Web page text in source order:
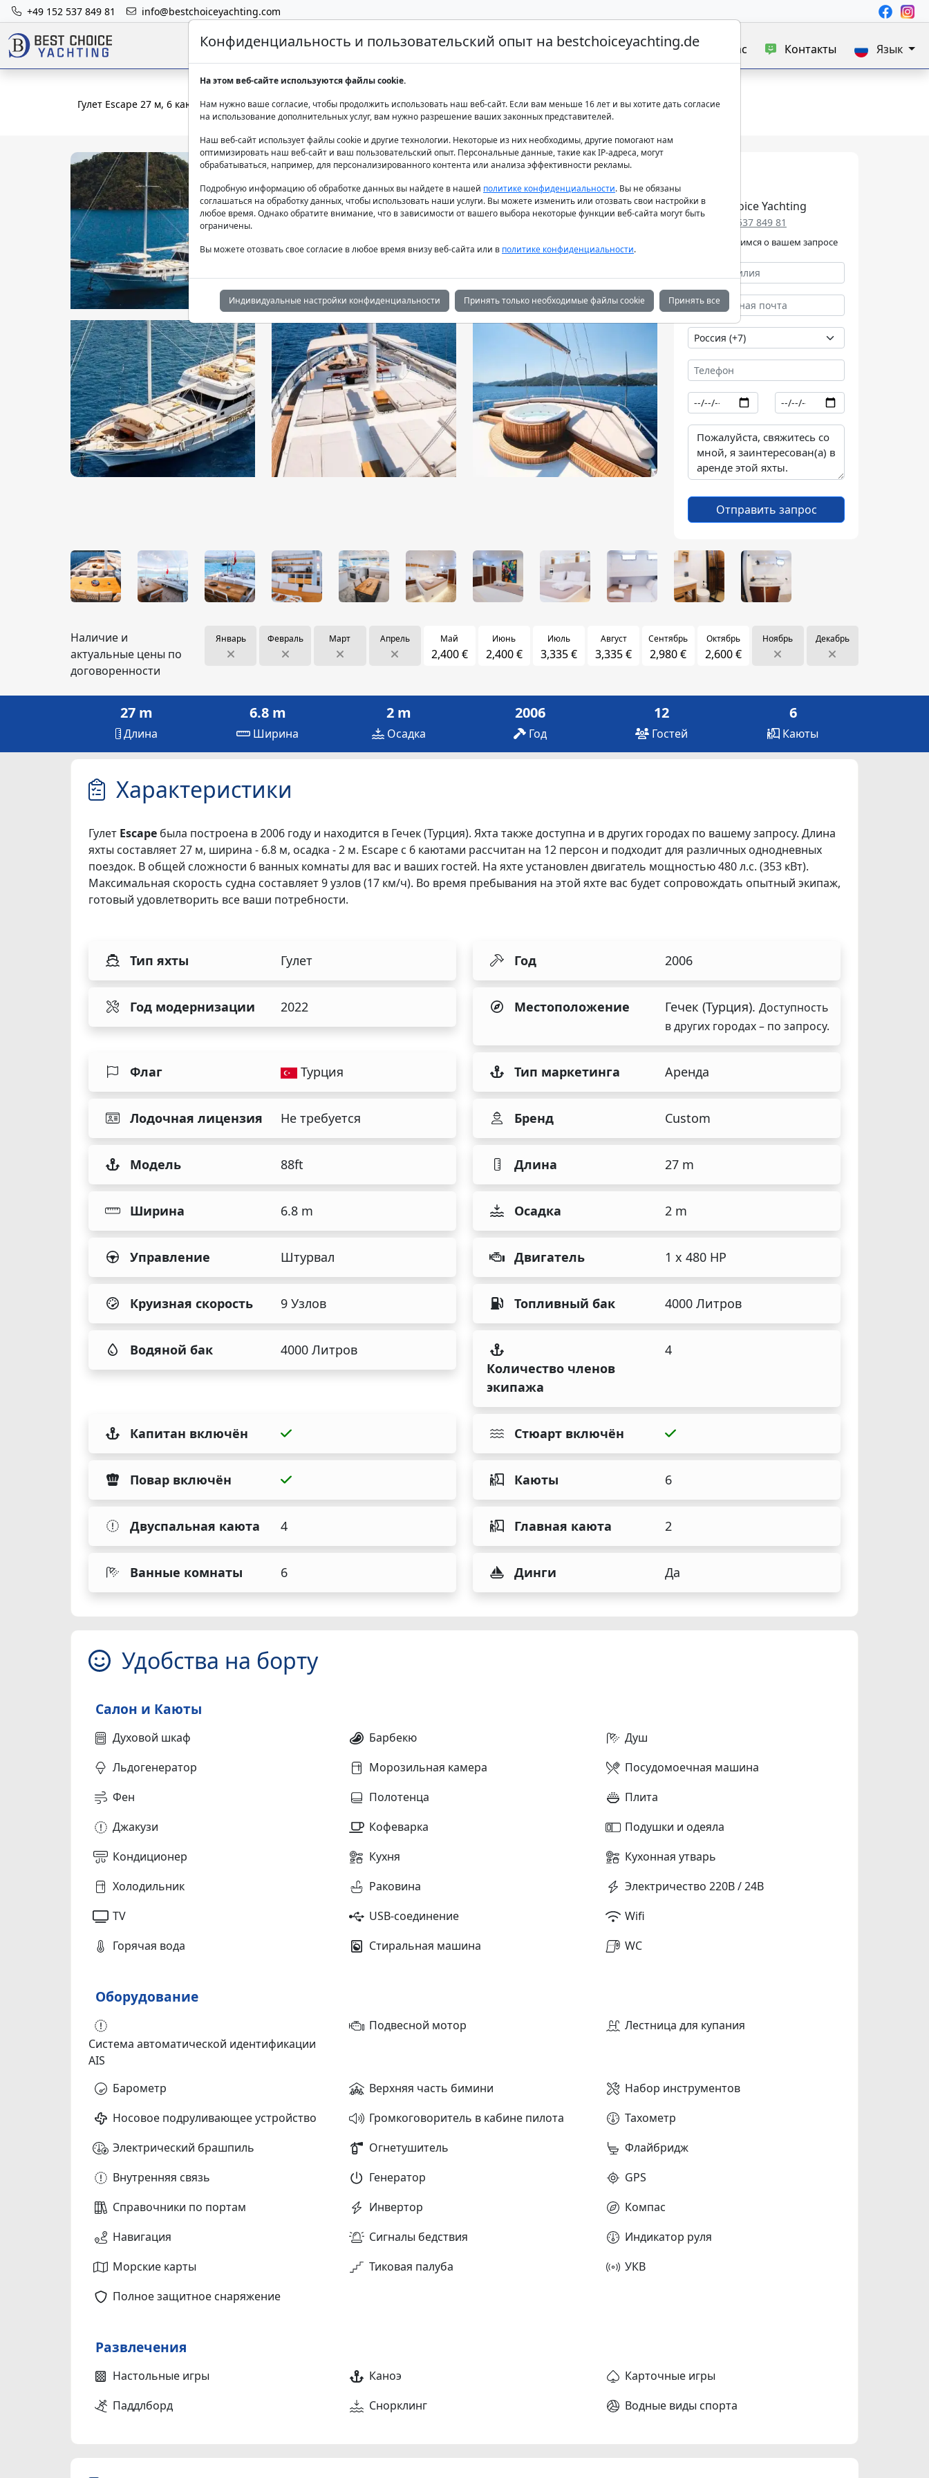
+49 152 537 849 81 info@bestchoiceyachting.com
Аренда яхт класса люкс Аренда яхт Продажа яхт Блог О нас Контакты Язык
Гулет Escape 27 м, 6 кают, чартер из Гёджека
Best Choice Yachting
+49 152 537 849 81
Мы позаботимся о вашем запросе
Отправить запрос
Наличие и
актуальные цены по
договоренности
Январь Февраль Март Апрель Май
2,400 €
Июнь
2,400 €
Июль
3,335 €
Август
3,335 €
Сентябрь
2,980 €
Октябрь
2,600 €
Ноябрь Декабрь
27 m
Длина
6.8 m
Ширина
2 m
Осадка
2006
Год
12
Гостей
6
Каюты
Характеристики
Гулет Escape была построена в 2006 году и находится в Гечек (Турция). Яхта также доступна и в других городах по вашему запросу. Длина
яхты составляет 27 м, ширина - 6.8 м, осадка - 2 м. Escape с 6 каютами рассчитан на 12 персон и подходит для различных однодневных
поездок. В общей сложности 6 ванных комнаты для вас и ваших гостей. На яхте установлен двигатель мощностью 480 л.с. (353 кВт).
Максимальная скорость судна составляет 9 узлов (17 км/ч). Во время пребывания на этой яхте вас будет сопровождать опытный экипаж,
готовый удовлетворить все ваши потребности.
Тип яхты Гулет Год 2006
Год модернизации 2022 Местоположение Гечек (Турция). Доступность
в других городах – по запросу.
Флаг Турция Тип маркетинга Аренда
Лодочная лицензия Не требуется Бренд Custom
Модель 88ft Длина 27 m
Ширина 6.8 m Осадка 2 m
Управление Штурвал Двигатель 1 x 480 HP
Круизная скорость 9 Узлов Топливный бак 4000 Литров
Водяной бак
4000 Литров
Количество членов
экипажа
4
Капитан включён Стюарт включён
Повар включён Каюты 6
Двуспальная каюта 4 Главная каюта 2
Ванные комнаты 6 Динги Да
Удобства на борту
Салон и Каюты
Духовой шкаф Барбекю
Душ
Льдогенератор
Морозильная камера
Посудомоечная машина
Фен
Полотенца
Плита
Джакузи
Кофеварка
Подушки и одеяла
Кондиционер
Кухня
Кухонная утварь
Холодильник
Раковина
Электричество 220В / 24В
TV
USB-соединение
Wifi
Горячая вода
Стиральная машина WC
Оборудование
Система автоматической идентификации
AIS
Подвесной мотор Лестница для купания
Барометр Верхняя часть бимини
Набор инструментов
Носовое подруливающее устройство
Громкоговоритель в кабине пилота
Тахометр
Электрический брашпиль
Огнетушитель
Флайбридж
Внутренняя связь
Генератор
GPS
Справочники по портам
Инвертор
Компас
Навигация
Сигналы бедствия
Индикатор руля
Морские карты
Тиковая палуба
УКВ
Полное защитное снаряжение
Развлечения
Настольные игры Каноэ
Карточные игры
Паддлборд
Снорклинг Водные виды спорта
Конфиденциальность и пользовательский опыт на bestchoiceyachting.de
На этом веб-сайте используются файлы cookie.
Нам нужно ваше согласие, чтобы продолжить использовать наш веб-сайт. Если вам меньше 16 лет и вы хотите дать согласие
на использование дополнительных услуг, вам нужно разрешение ваших законных представителей.
Наш веб-сайт использует файлы cookie и другие технологии. Некоторые из них необходимы, другие помогают нам
оптимизировать наш веб-сайт и ваш пользовательский опыт. Персональные данные, такие как IP-адреса, могут
обрабатываться, например, для персонализированного контента или анализа эффективности рекламы.
Подробную информацию об обработке данных вы найдете в нашей политике конфиденциальности. Вы не обязаны
соглашаться на обработку данных, чтобы использовать наши услуги. Вы можете изменить или отозвать свои настройки в
любое время. Однако обратите внимание, что в зависимости от вашего выбора некоторые функции веб-сайта могут быть
ограничены.
Вы можете отозвать свое согласие в любое время внизу веб-сайта или в политике конфиденциальности.
Индивидуальные настройки конфиденциальности Принять только необходимые файлы cookie Принять все